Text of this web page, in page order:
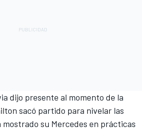
dijo presente al momento de la
sacó partido para nivelar las
mostrado su Mercedes en prácticas